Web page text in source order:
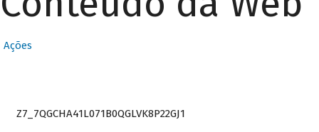
Ações
Z7_7QGCHA41L071B0QGLVK8P22GJ1